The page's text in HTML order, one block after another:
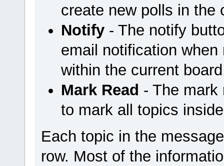
create new polls in the
Notify- The notify
email notification
within the current
Mark Read - The mark
to mark all topics
Each topic in the
row. Most of the